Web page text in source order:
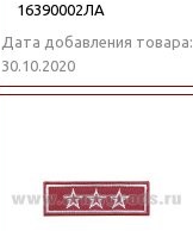
16390002ЛА
Дата добавления товара:
30.10.2020